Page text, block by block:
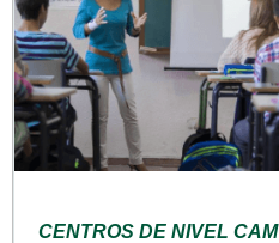
CENTROS DE NIVEL CAM